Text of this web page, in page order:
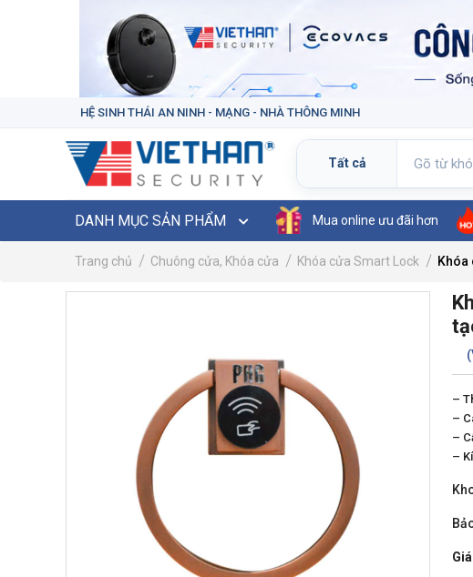
HỆ SINH THÁI AN NINH - MẠNG - NHÀ THÔNG MINH
DANH MỤC SẢN PHẨM Mua online ưu đãi hơn
Trang chủ Chuông cửa, Khóa cửa Khóa cửa Smart Lock Khóa
–
–
–
–
Chọn mua sản phẩm khác